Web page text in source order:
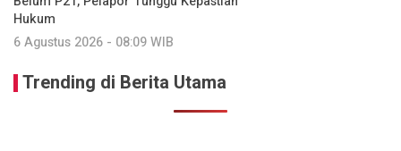
Hukum
6 Agustus 2026 - 08:09 WIB
Trending di Berita Utama